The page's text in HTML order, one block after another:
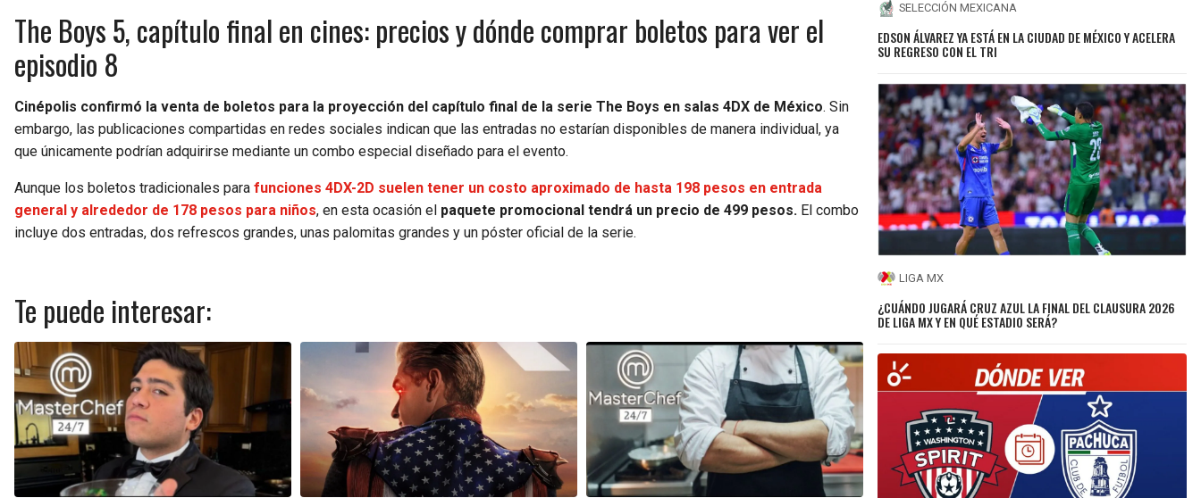
The Boys 5, capítulo final en cines: precios y dónde comprar boletos para ver el
episodio 8
Cinépolis confirmó la venta de boletos para la proyección del capítulo final de la serie The Boys en salas 4DX de México. Sin
embargo, las publicaciones compartidas en redes sociales indican que las entradas no estarían disponibles de manera individual, ya
que únicamente podrían adquirirse mediante un combo especial diseñado para el evento.
Aunque los boletos tradicionales para funciones 4DX-2D suelen tener un costo aproximado de hasta 198 pesos en entrada
general y alrededor de 178 pesos para niños, en esta ocasión el paquete promocional tendrá un precio de 499 pesos. El combo
incluye dos entradas, dos refrescos grandes, unas palomitas grandes y un póster oficial de la serie.
Te puede interesar:
SELECCIÓN MEXICANA
EDSON ÁLVAREZ YA ESTÁ EN LA CIUDAD DE MÉXICO Y ACELERA
SU REGRESO CON EL TRI
LIGA MX
¿CUÁNDO JUGARÁ CRUZ AZUL LA FINAL DEL CLAUSURA 2026
DE LIGA MX Y EN QUÉ ESTADIO SERÁ?